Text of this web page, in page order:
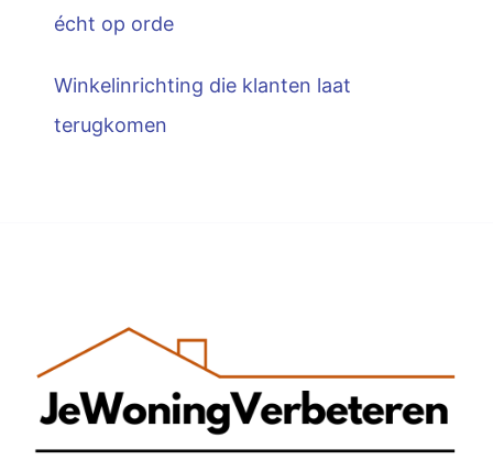
écht op orde
Winkelinrichting die klanten laat
terugkomen